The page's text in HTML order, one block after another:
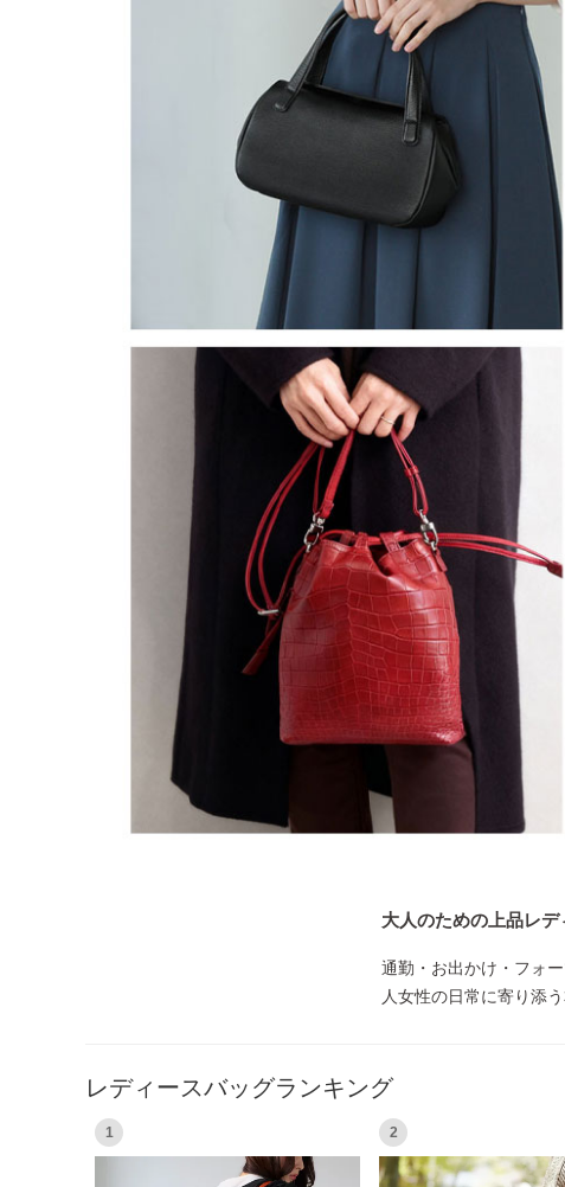
大人のための上品レデ
通勤・お出かけ・フォ
人女性の日常に寄り添
レディースバッグランキング
1 2